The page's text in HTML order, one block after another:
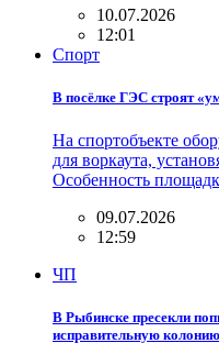
10.07.2026
12:01
Спорт
В посёлке ГЭС строят
На спортобъекте
для воркаута,
Особенность
09.07.2026
12:59
ЧП
В Рыбинске пресекли
исправительную колонию